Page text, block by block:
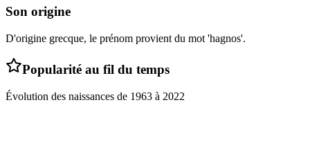
Son origine
D'origine grecque, le prénom provient du mot 'hagnos'.
Popularité au fil du temps
Évolution des naissances de 1963 à 2022